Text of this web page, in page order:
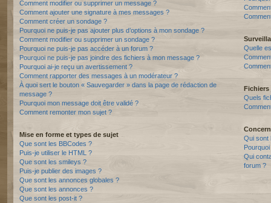
Comment modifier ou supprimer un message ?
Comment ajouter une signature à mes messages ?
Comment créer un sondage ?
Pourquoi ne puis-je pas ajouter plus d’options à mon sondage ?
Comment modifier ou supprimer un sondage ?
Pourquoi ne puis-je pas accéder à un forum ?
Pourquoi ne puis-je pas joindre des fichiers à mon message ?
Pourquoi ai-je reçu un avertissement ?
Comment rapporter des messages à un modérateur ?
À quoi sert le bouton « Sauvegarder » dans la page de rédaction de
message ?
Pourquoi mon message doit être validé ?
Comment remonter mon sujet ?
Mise en forme et types de sujet
Que sont les BBCodes ?
Puis-je utiliser le HTML ?
Que sont les smileys ?
Puis-je publier des images ?
Que sont les annonces globales ?
Que sont les annonces ?
Que sont les post-it ?
Quelle
Quels
Qui sont
Qui
forum ?